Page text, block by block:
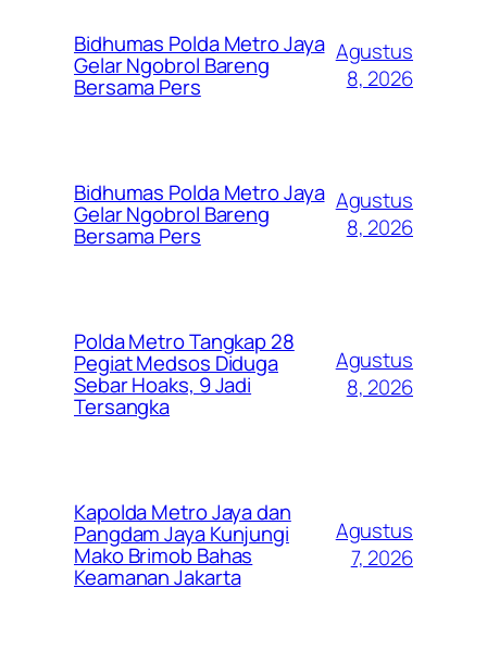
Bidhumas Polda Metro Jaya
Gelar Ngobrol Bareng
Bersama Pers
Agustus
8, 2026
Bidhumas Polda Metro Jaya
Gelar Ngobrol Bareng
Bersama Pers
Agustus
8, 2026
Polda Metro Tangkap 28
Pegiat Medsos Diduga
Sebar Hoaks, 9 Jadi
Tersangka
Agustus
8, 2026
Kapolda Metro Jaya dan
Pangdam Jaya Kunjungi
Mako Brimob Bahas
Keamanan Jakarta
Agustus
7, 2026